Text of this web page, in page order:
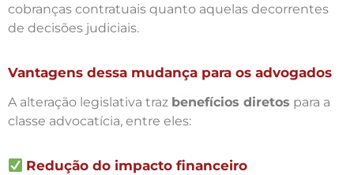
cobranças contratuais quanto aquelas decorrentes
de decisões judiciais.
Vantagens dessa mudança para os advogados
A alteração legislativa traz benefícios diretos para a
classe advocatícia, entre eles:
Redução do impacto financeiro